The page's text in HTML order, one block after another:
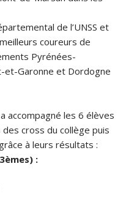
de l’UNSS et
coureurs de
Pyrénées-
et-Garonne et Dordogne
accompagné les 6 élèves
cross du collège puis
à leurs résultats :
: